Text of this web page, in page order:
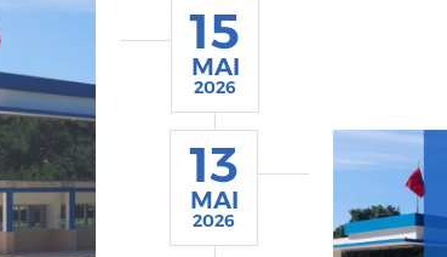
15
MAI
2026
13
MAI
2026